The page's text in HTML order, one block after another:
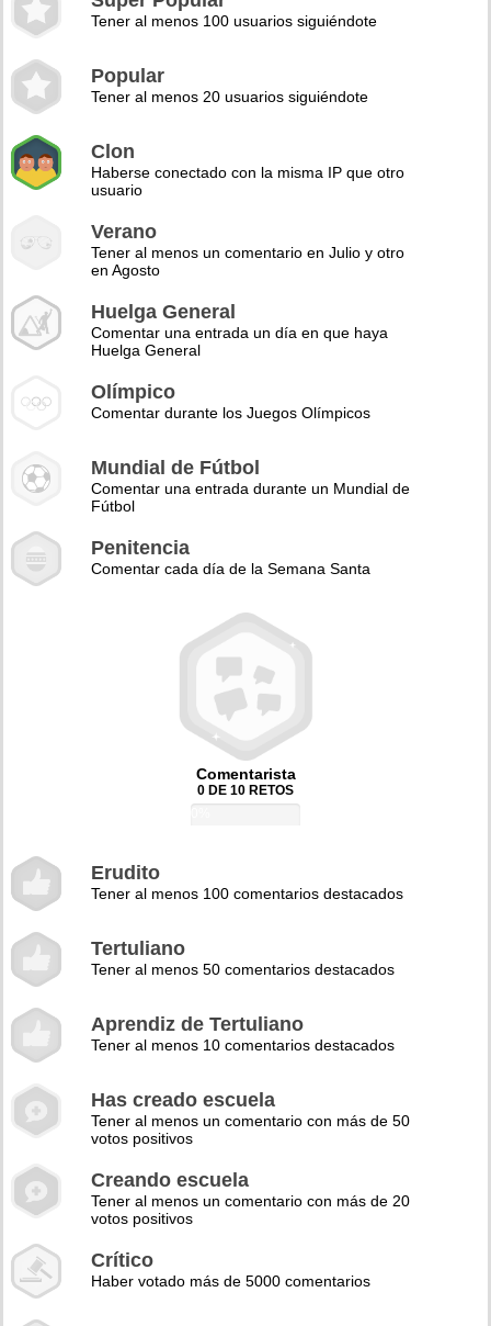
Tener al menos 100 usuarios siguiéndote
Popular
Tener al menos 20 usuarios siguiéndote
Clon
Haberse conectado con la misma IP que otro
usuario
Verano
Tener al menos un comentario en Julio y otro
en Agosto
Huelga General
Comentar una entrada un día en que haya
Huelga General
Olímpico
Comentar durante los Juegos Olímpicos
Mundial de Fútbol
Comentar una entrada durante un Mundial de
Fútbol
Penitencia
Comentar cada día de la Semana Santa
Comentarista
0 DE 10 RETOS
Erudito
Tener al menos 100 comentarios destacados
Tertuliano
Tener al menos 50 comentarios destacados
Aprendiz de Tertuliano
Tener al menos 10 comentarios destacados
Has creado escuela
Tener al menos un comentario con más de 50
votos positivos
Creando escuela
Tener al menos un comentario con más de 20
votos positivos
Crítico
Haber votado más de 5000 comentarios